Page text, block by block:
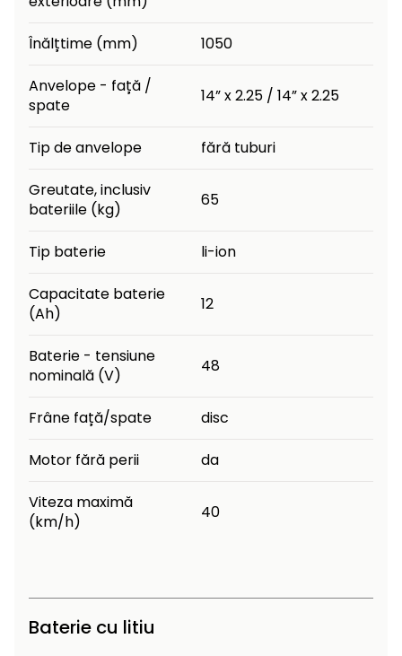
Înălțtime (mm) 1050
Anvelope - față /
spate
14” x 2.25 / 14” x 2.25
Tip de anvelope fără tuburi
Greutate, inclusiv
bateriile (kg)
65
Tip baterie li-ion
Capacitate baterie
(Ah)
12
Baterie - tensiune
nominală (V)
48
Frâne față/spate disc
Motor fără perii da
Viteza maximă
(km/h)
40
Baterie cu litiu